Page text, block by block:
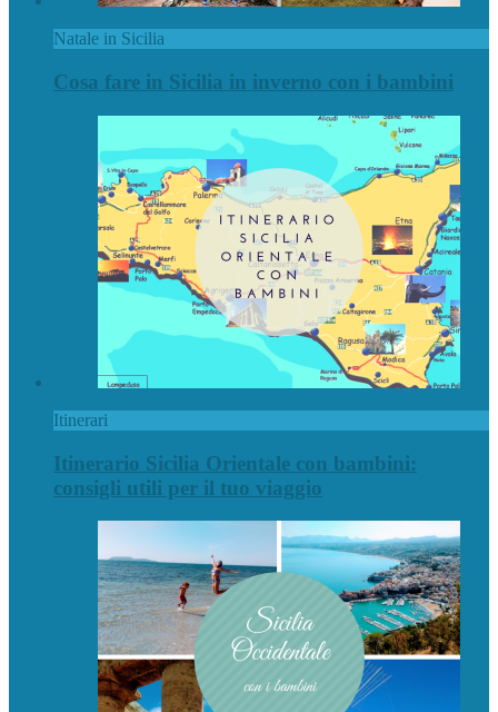
Natale in Sicilia
Cosa fare in Sicilia in inverno con i bambini
Itinerari
Itinerario Sicilia Orientale con bambini:
consigli utili per il tuo viaggio